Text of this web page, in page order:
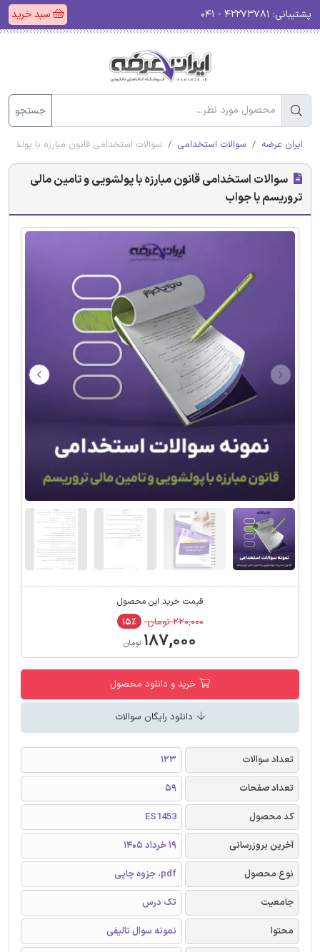
پشتیبانی: سبد خرید
جستجو
ایران عرضه سوالات استخدامی سوالات استخدامی قانون مبارزه با
سوالات استخدامی قانون مبارزه با پولشویی و تامین مالی
تروریسم با جواب
قیمت خرید این محصول
۲۲۰,۰۰۰ تومان ۱۵٪
۱۸۷,۰۰۰ تومان
خرید و دانلود محصول
دانلود رایگان سوالات
تعداد سوالات
123
تعداد صفحات
59
کد محصول
ES1453
آخرین بروزرسانی
19 خرداد 1405
نوع محصول
pdf، جزوه چاپی
جامعیت
تک درس
محتوا
نمونه سوال تالیفی